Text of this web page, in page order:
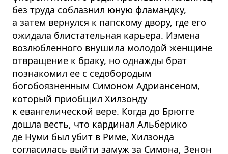
без труда соблазнил юную фламандку,
а затем вернулся к папскому двору, где его
ожидала блистательная карьера. Измена
возлюбленного внушила молодой женщине
отвращение к браку, но однажды брат
познакомил ее с седобородым
богобоязненным Симоном Адриансеном,
который приобщил Хилзонду
к евангелической вере. Когда до Брюгге
дошла весть, что кардинал Альберико
де Нуми был убит в Риме, Хилзонда
согласилась выйти замуж за Симона, Зенон